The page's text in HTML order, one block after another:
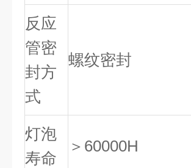
反应
管密
封方
式
螺纹密封
灯泡
寿命
＞60000H